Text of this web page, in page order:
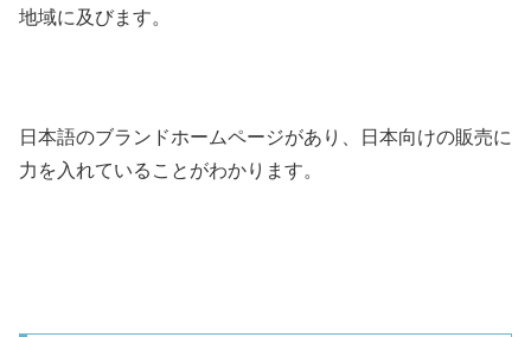
地域に及びます。
日本語のブランドホームページがあり、日本向けの販売に
力を入れていることがわかります。